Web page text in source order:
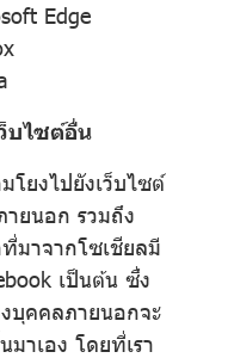
Edge
บไซต์อื่น
โยงไปยังเว็บไซต์
ยนอก รวมถึง
มาจากโซเชียลมี
เป็นต้น ซึ่ง
บุคคลภายนอกจะ
าเอง โดยที่เรา